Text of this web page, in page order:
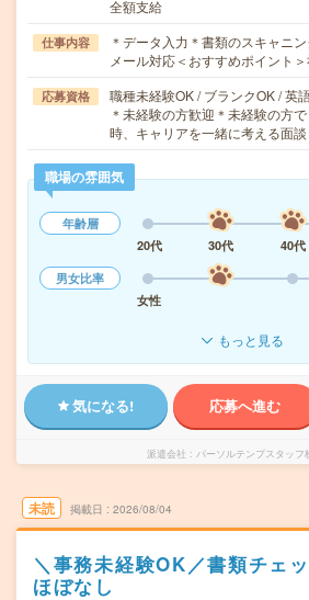
全額支給
仕事内容
＊データ入力＊書類のスキャニ
メール対応＜おすすめポイント
応募資格
職種未経験OK / ブランクOK / 英
＊未経験の方歓迎＊未経験の方
時、キャリアを一緒に考える面
職場の雰囲気
年齢層
20代
30代 40代
男女比率
女性
もっと見る
気になる! 応募へ進む
派遣会社 パーソルテンプスタッフ
未読 掲載日 2026/08/04
＼事務未経験OK／書類チェ
ほぼなし